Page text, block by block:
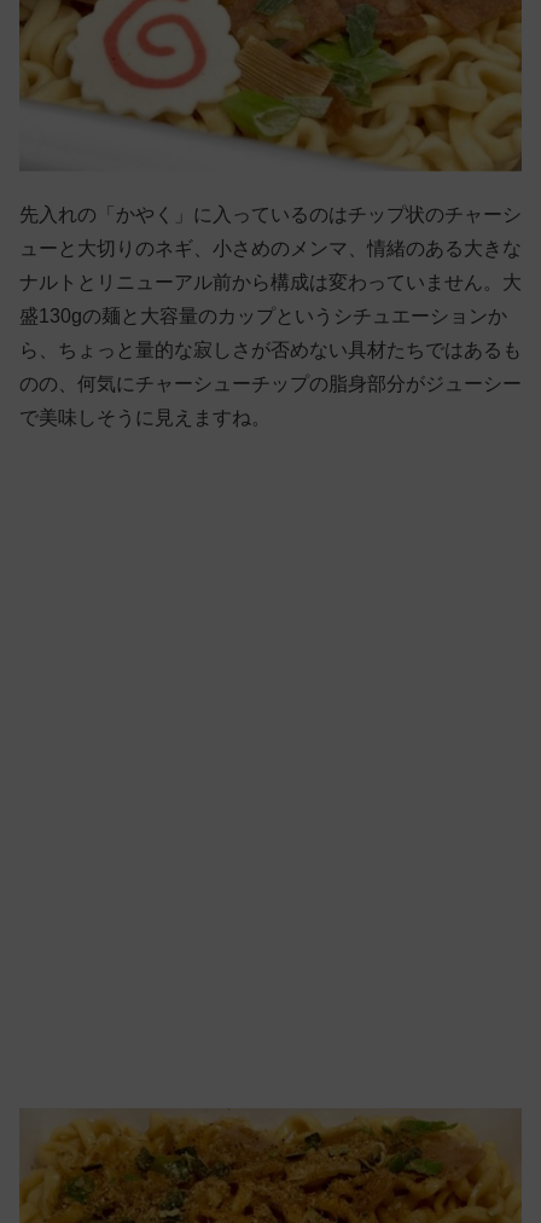
先入れの「かやく」に入っているのはチップ状のチャーシ
ューと大切りのネギ、小さめのメンマ、情緒のある大きな
ナルトとリニューアル前から構成は変わっていません。大
盛130gの麺と大容量のカップというシチュエーションか
ら、ちょっと量的な寂しさが否めない具材たちではあるも
のの、何気にチャーシューチップの脂身部分がジューシー
で美味しそうに見えますね。